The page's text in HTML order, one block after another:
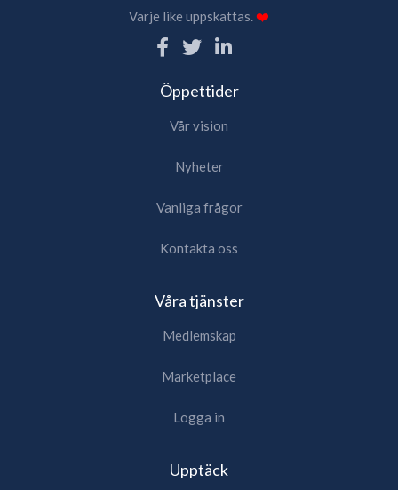
Varje like uppskattas.❤️
Öppettider
Vår vision
Nyheter
Vanliga frågor
Kontakta oss
Våra tjänster
Medlemskap
Marketplace
Logga in
Upptäck